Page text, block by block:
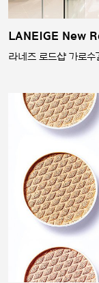
LANEIGE New
라네즈 로드샵 가로수